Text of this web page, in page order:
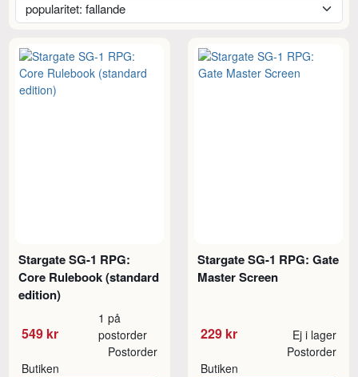
Stargate SG-1 RPG:
Core Rulebook (standard
edition)
549 kr
1 på
postorder
Butiken
Postorder
Stargate SG-1 RPG: Gate
Master Screen
229 kr Ej i lager
Butiken
Postorder